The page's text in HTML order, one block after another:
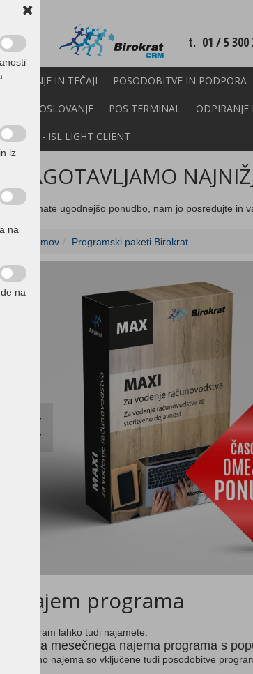
t. 01 / 5 300
IN TEČAJI POSODOBITVE IN PODPORA
E-POSLOVANJE POS TERMINAL
- ISL LIGHT CLIENT
ZAGOTAVLJAMO
Če imate ugodnejšo ponudbo, nam jo posredujte in
Domov Programski paketi Birokrat
Najem programa
Program lahko tudi najamete.
Cena mesečnega najema programa s
V ceno najema so vključene tudi posodobitve
iz
na
na